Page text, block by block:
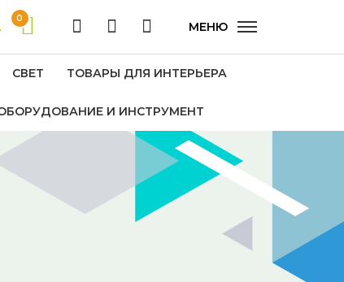
0
МЕНЮ
СВЕТ ТОВАРЫ ДЛЯ ИНТЕРЬЕРА
И ИНСТРУМЕНТ